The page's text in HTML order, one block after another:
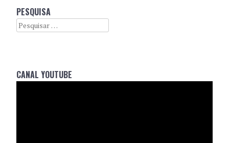
PESQUISA
Search
CANAL YOUTUBE